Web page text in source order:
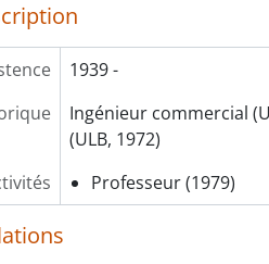
1939 -
Ingénieur commercial
(ULB, 1972)
Professeur (1979)